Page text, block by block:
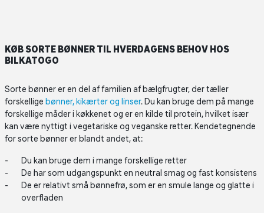
KØB SORTE BØNNER TIL HVERDAGENS BEHOV HOS
BILKATOGO
Sorte bønner er en del af familien af bælgfrugter, der tæller
forskellige bønner, kikærter og linser. Du kan bruge dem på mange
forskellige måder i køkkenet og er en kilde til protein, hvilket især
kan være nyttigt i vegetariske og veganske retter. Kendetegnende
for sorte bønner er blandt andet, at:
Du kan bruge dem i mange forskellige retter
De har som udgangspunkt en neutral smag og fast konsistens
De er relativt små bønnefrø, som er en smule lange og glatte i
overfladen